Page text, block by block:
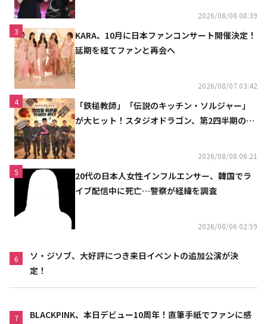
2026/08/08 08:39
3
KARA、10月に日本ファンコンサート開催決定！
延期を経てファンと再会へ
2026/08/07 03:42
4
「鉄槌教師」「伝説のキッチン・ソルジャー」
が大ヒット！スタジオドラゴン、第2四半期の売
2026/08/08 06:21
5
20代の日本人女性インフルエンサー、韓国でラ
イブ配信中に死亡…警察が経緯を調査
2026/08/06 02:59
6
ソ・ジソブ、大好評につき来日イベントの追加公演が決
定！
7
BLACKPINK、本日デビュー10周年！直筆手紙でファンに感